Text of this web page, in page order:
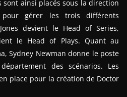
sont ainsi placés sous la direction
pour gérer les trois différents
devient le Head of Series,
le Head of Plays. Quant au
Sydney Newman donne le poste
des scénarios. Les
place pour la création de Doctor